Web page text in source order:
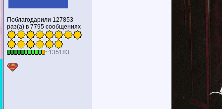
Поблагодарили 127853
раз(а) в 7795 сообщениях
~135183